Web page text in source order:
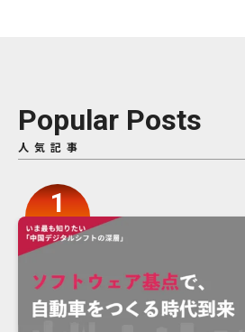
Popular Posts
人気記事